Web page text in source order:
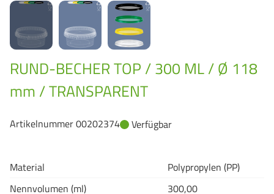
RUND-BECHER TOP / 300 ML / Ø 118
mm / TRANSPARENT
Artikelnummer 00202374 Verfügbar
Material
Polypropylen (PP)
Nennvolumen (ml)
300,00